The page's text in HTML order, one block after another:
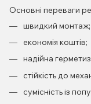
Основні переваги
швидкий монтаж;
економія коштів;
надійна
стійкість до
сумісність із